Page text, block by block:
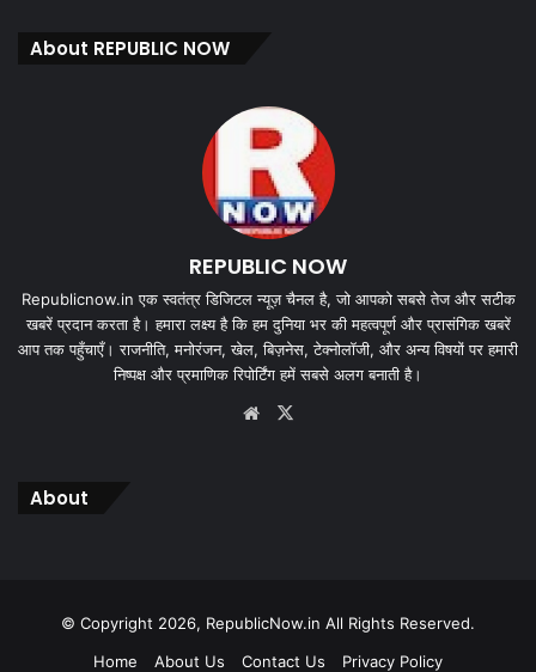
About REPUBLIC NOW
REPUBLIC NOW
Republicnow.in एक स्वतंत्र डिजिटल न्यूज़ चैनल है, जो आपको सबसे तेज और सटीक
खबरें प्रदान करता है। हमारा लक्ष्य है कि हम दुनिया भर की महत्वपूर्ण और प्रासंगिक खबरें
आप तक पहुँचाएँ। राजनीति, मनोरंजन, खेल, बिज़नेस, टेक्नोलॉजी, और अन्य विषयों पर हमारी
निष्पक्ष और प्रमाणिक रिपोर्टिंग हमें सबसे अलग बनाती है।
Website
About
© Copyright 2026, RepublicNow.in All Rights Reserved.
Home
About Us Contact Us Privacy Policy